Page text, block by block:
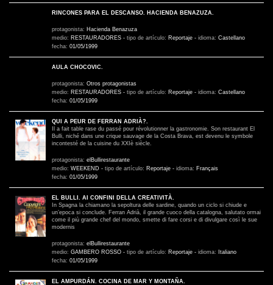
RINCONES PARA EL DESCANSO. HACIENDA BENAZUZA.
protagonista: Hacienda Benazuza
medio: RESTAURADORES - tipo de artículo: Reportaje - idioma: Castellano
fecha: 01/05/1999
AULA CHOCOVIC.
protagonista: Otros protagonistas
medio: RESTAURADORES - tipo de artículo: Reportaje - idioma: Castellano
fecha: 01/05/1999
QUI A PEUR DE FERRAN ADRIÀ?.
Il a fait table rase du passé pour révolutionner la gastronomie. Son restaurant El
Bulli, niché dans une crique sauvage de la Costa Brava, est devenu le symbole
incontesté de la cuisine du XXIè siècle.
protagonista: elBullirestaurante
medio: WEEKEND - tipo de artículo: Reportaje - idioma: Français
fecha: 01/05/1999
EL BULLI. AI CONFINI DELLA CREATIVITÀ.
In Spagna la chiamano la sepoltura delle sardine, quando un ciclo si chiude e
un’epoca si conclude. Ferran Adrià, il grande cuoco della catalogna, salutato ormai
come il più grande chef del mondo, smette di fare corsi e di divulgare così le sue
modernis
protagonista: elBullirestaurante
medio: GAMBERO ROSSO - tipo de artículo: Reportaje - idioma:
Italiano
fecha: 01/05/1999
EL AMPURDÁN. COCINA DE MAR Y MONTAÑA.